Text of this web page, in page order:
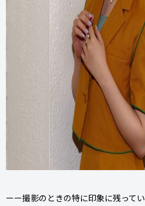
ーー撮影のときの特に印象に残って